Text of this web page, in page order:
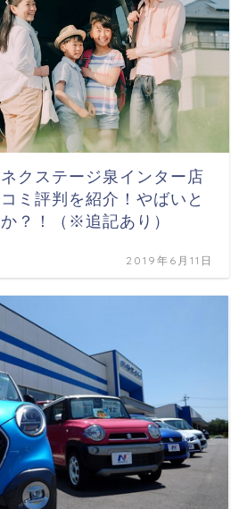
クステージ泉インター店
ミ評判を紹介！やばいと
？！（※追記あり）
2019年6月11日